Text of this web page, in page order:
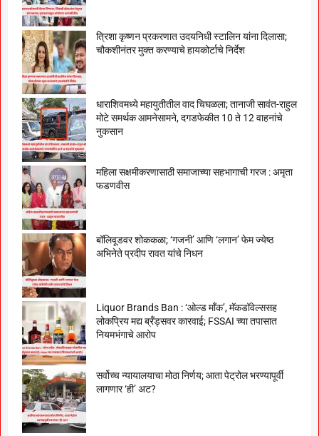
त्रिशा कृष्णन प्रकरणात उदयनिधी स्टालिन यांना दिलासा;
चौकशीनंतर मुक्त करण्याचे हायकोर्टाचे निर्देश
धाराशिवमध्ये महायुतीतील वाद चिघळला; तानाजी सावंत-राहुल
मोटे समर्थक आमनेसामने, दगडफेकीत 10 ते 12 वाहनांचे
नुकसान
महिला सक्षमीकरणासाठी समाजाच्या सहभागाची गरज : अमृता
फडणवीस
बॉलिवूडवर शोककळा; ‘गजनी’ आणि ‘लगान’ फेम ज्येष्ठ
अभिनेते प्रदीप रावत यांचे निधन
Liquor Brands Ban : ‘ओल्ड मॉंक’, मॅकडॉवेल्ससह
लोकप्रिय मद्य ब्रँड्सवर कारवाई; FSSAI च्या तपासात
नियमभंगाचे आरोप
सर्वोच्च न्यायालयाचा मोठा निर्णय; आता पेट्रोल भरण्यापूर्वी
लागणार ‘ही’ अट?